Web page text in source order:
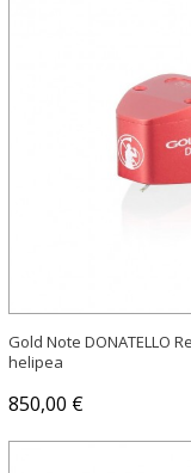
Gold Note DONATELLO
helipea
850,00 €